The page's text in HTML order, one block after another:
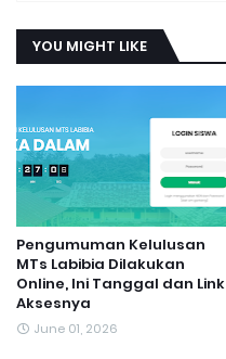
YOU MIGHT LIKE
Pengumuman Kelulusan
MTs Labibia Dilakukan
Online, Ini Tanggal dan Link
Aksesnya
June 01, 2026